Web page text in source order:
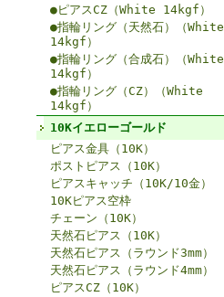
●ピアスCZ（White 14kgf）
●指輪リング（天然石）（White
14kgf）
●指輪リング（合成石）（White
14kgf）
●指輪リング（CZ）（White
14kgf）
10Kイエローゴールド
ピアス金具（10K）
ポストピアス（10K）
ピアスキャッチ（10K/10金）
10Kピアス空枠
チェーン（10K）
天然石ピアス（10K）
天然石ピアス（ラウンド3mm）
天然石ピアス（ラウンド4mm）
ピアスCZ（10K）